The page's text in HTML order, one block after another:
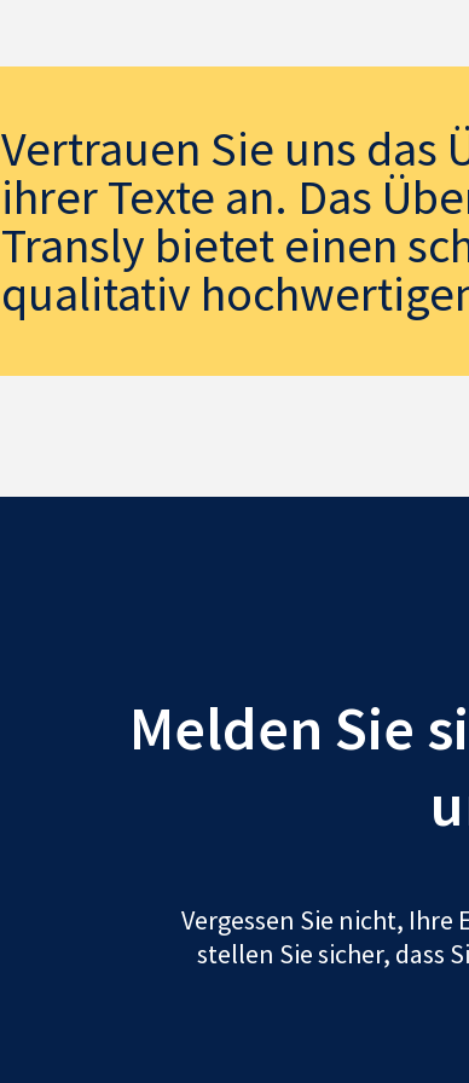
Vertrauen Sie uns das
ihrer Texte an. Das
Transly bietet einen
qualitativ
Melden Sie
Vergessen Sie nicht,
stellen Sie sicher, dass